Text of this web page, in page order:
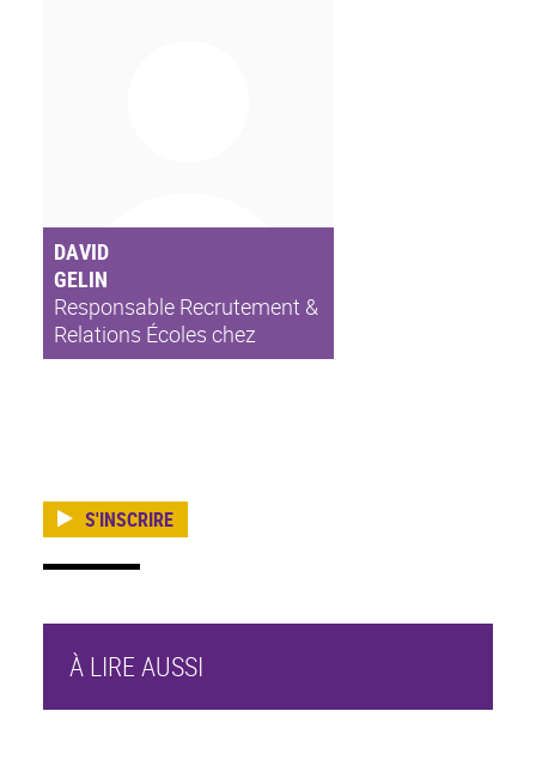
DAVID
GELIN
Responsable Recrutement &
Relations Écoles chez
Alstom Digital & Integrated
S'INSCRIRE
À LIRE AUSSI